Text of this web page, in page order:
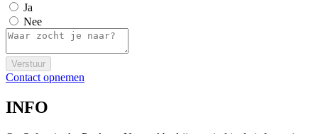
Ja
Nee
Verstuur
Contact opnemen
INFO